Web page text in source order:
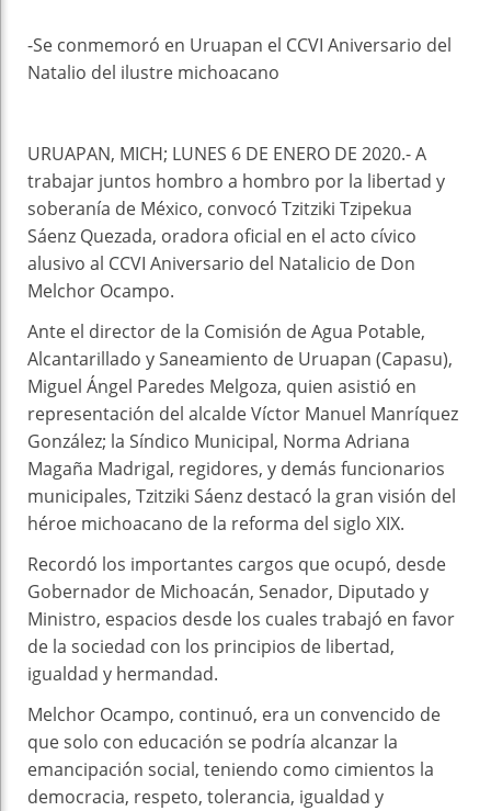
-Se conmemoró en Uruapan el CCVI Aniversario del
Natalio del ilustre michoacano
URUAPAN, MICH; LUNES 6 DE ENERO DE 2020.- A
trabajar juntos hombro a hombro por la libertad y
soberanía de México, convocó Tzitziki Tzipekua
Sáenz Quezada, oradora oficial en el acto cívico
alusivo al CCVI Aniversario del Natalicio de Don
Melchor Ocampo.
Ante el director de la Comisión de Agua Potable,
Alcantarillado y Saneamiento de Uruapan (Capasu),
Miguel Ángel Paredes Melgoza, quien asistió en
representación del alcalde Víctor Manuel Manríquez
González; la Síndico Municipal, Norma Adriana
Magaña Madrigal, regidores, y demás funcionarios
municipales, Tzitziki Sáenz destacó la gran visión del
héroe michoacano de la reforma del siglo XIX.
Recordó los importantes cargos que ocupó, desde
Gobernador de Michoacán, Senador, Diputado y
Ministro, espacios desde los cuales trabajó en favor
de la sociedad con los principios de libertad,
igualdad y hermandad.
Melchor Ocampo, continuó, era un convencido de
que solo con educación se podría alcanzar la
emancipación social, teniendo como cimientos la
democracia, respeto, tolerancia, igualdad y